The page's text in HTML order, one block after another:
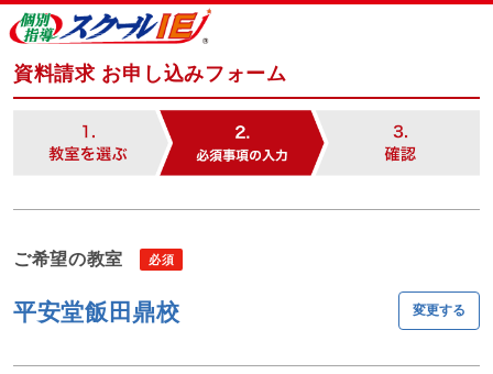
資料請求 お申し込みフォーム
ご希望の教室
平安堂飯田鼎校 変更する